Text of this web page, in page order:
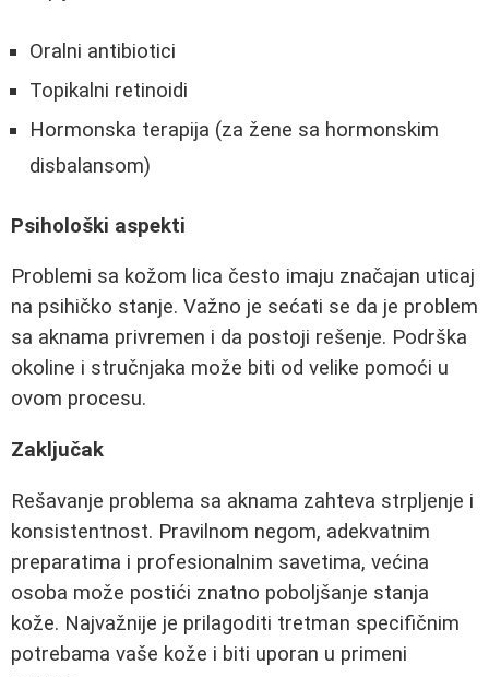
Oralni antibiotici
Topikalni retinoidi
Hormonska terapija (za žene sa hormonskim
disbalansom)
Psihološki aspekti
Problemi sa kožom lica često imaju značajan uticaj
na psihičko stanje. Važno je sećati se da je problem
sa aknama privremen i da postoji rešenje. Podrška
okoline i stručnjaka može biti od velike pomoći u
ovom procesu.
Zaključak
Rešavanje problema sa aknama zahteva strpljenje i
konsistentnost. Pravilnom negom, adekvatnim
preparatima i profesionalnim savetima, većina
osoba može postići znatno poboljšanje stanja
kože. Najvažnije je prilagoditi tretman specifičnim
potrebama vaše kože i biti uporan u primeni